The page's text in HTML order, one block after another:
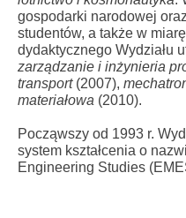
gospodarki narodowej
studentów, a także w
dydaktycznego Wydziału
zarządzanie i inżynieria
transport(2007),
materiałowa (2010).
Począwszy od 1993 r.
system kształcenia o
Engineering Studies